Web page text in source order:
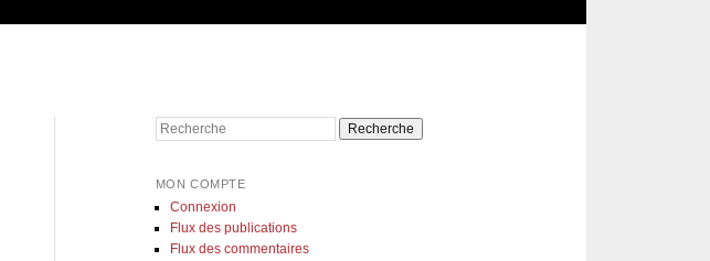
Recherche
MON COMPTE
Connexion
Flux des publications
Flux des commentaires